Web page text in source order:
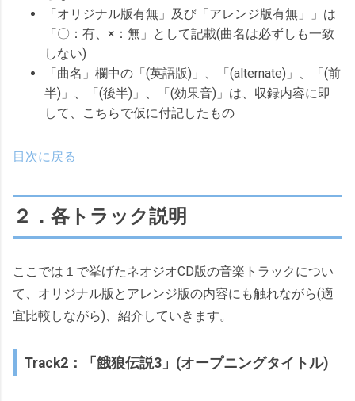
「オリジナル版有無」及び「アレンジ版有無」」は
「〇：有、×：無」として記載(曲名は必ずしも一致
しない)
「曲名」欄中の「(英語版)」、「(alternate)」、「(前
半)」、「(後半)」、「(効果音)」は、収録内容に即
して、こちらで仮に付記したもの
目次に戻る
２．各トラック説明
ここでは１で挙げたネオジオCD版の音楽トラックについ
て、オリジナル版とアレンジ版の内容にも触れながら(適
宜比較しながら)、紹介していきます。
Track2：「餓狼伝説3」(オープニングタイトル)